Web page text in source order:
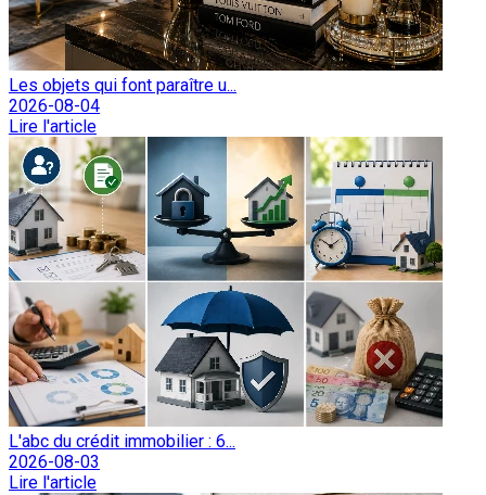
Les objets qui font paraître u...
2026-08-04
Lire l'article
L'abc du crédit immobilier : 6...
2026-08-03
Lire l'article